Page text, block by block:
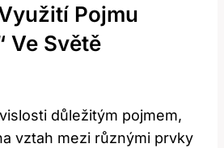
Pojmu
Ve Světě
důležitým pojmem,
vztah mezi různými prvky